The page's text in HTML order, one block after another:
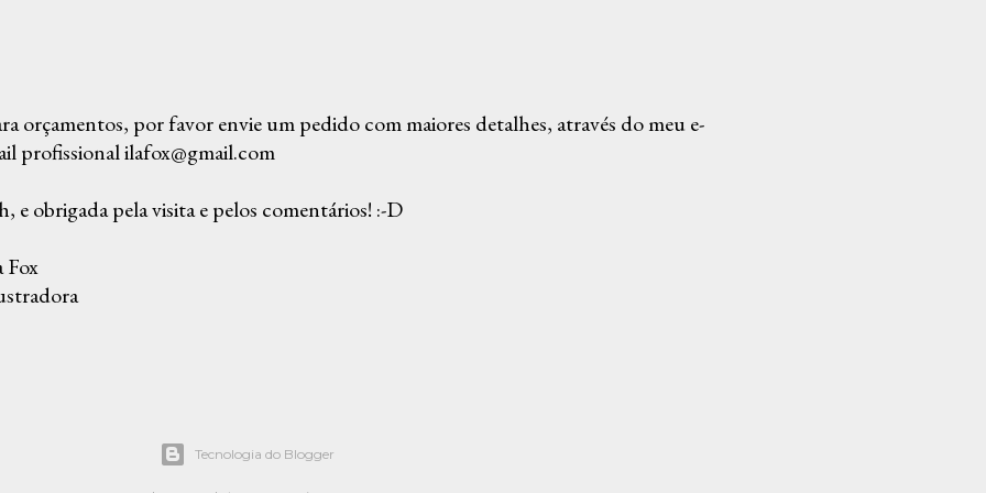
orçamentos, por favor envie um pedido com maiores detalhes, através do meu e-
profissional ilafox@gmail.com
e obrigada pela visita e pelos comentários! :-D
Fox
Tecnologia do Blogger